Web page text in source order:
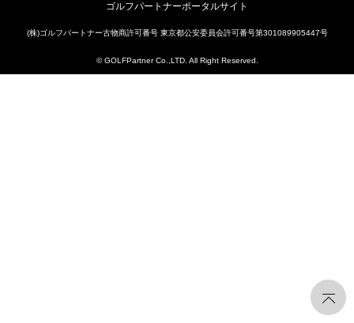
ゴルフパートナーポータルサイト
(株)ゴルフパートナー古物商許可番号 東京都公安委員会許可番号第301089905447号
© GOLFPartner Co.,LTD. All Right Reserved.